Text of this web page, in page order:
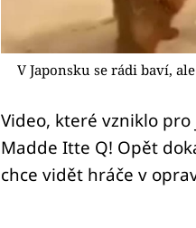
V Japonsku se rádi baví,
Video, které vzniklo pro
Madde Itte Q! Opět
chce vidět hráče v